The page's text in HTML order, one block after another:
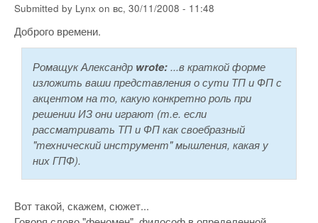
Submitted by Lynx on вс, 30/11/2008 - 11:48
Доброго времени.
Ромащук Александр wrote: ...в краткой форме
изложить ваши представления о сути ТП и ФП с
акцентом на то, какую конкретно роль при
решении ИЗ они играют (т.е. если
рассматривать ТП и ФП как своебразный
"технический инструмент" мышления, какая у
них ГПФ).
Вот такой, скажем, сюжет...